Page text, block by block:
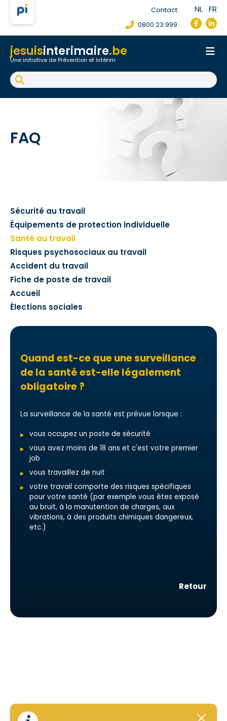
Contact
0800 23 999
NL FR
jesuisinterimaire.be
Une initiative de Prévention et Intérim
Accueil
Fiche de poste de travail
Accident du travail
FAQ
Sécurité au travail
Équipements de protection individuelle
Santé au travail
Risques psychosociaux au travail
Accident du travail
Fiche de poste de travail
Accueil
Élections sociales
Quand est-ce que une surveillance
de la santé est-elle légalement
obligatoire ?
La surveillance de la santé est prévue lorsque :
vous occupez un poste de sécurité
vous avez moins de 18 ans et c'est votre premier
job
vous travaillez de nuit
votre travail comporte des risques spécifiques
pour votre santé (par exemple vous êtes exposé
au bruit, à la manutention de charges, aux
vibrations, à des produits chimiques dangereux,
etc.)
Retour